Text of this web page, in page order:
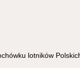
lotników